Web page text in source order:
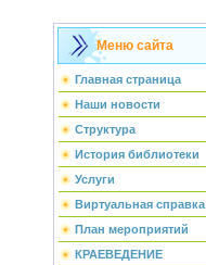
Меню сайта
Главная страница
Наши новости
Структура
История библиотеки
Услуги
Виртуальная справка
План мероприятий
КРАЕВЕДЕНИЕ